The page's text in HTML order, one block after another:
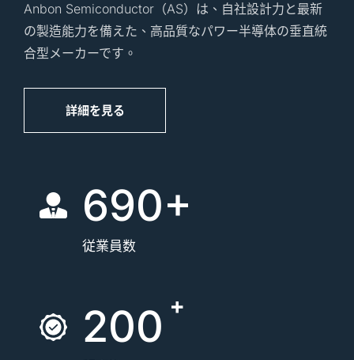
Anbon Semiconductor（AS）は、自社設計力と最新
の製造能力を備えた、高品質なパワー半導体の垂直統
合型メーカーです。
詳細を見る
690+
従業員数
200